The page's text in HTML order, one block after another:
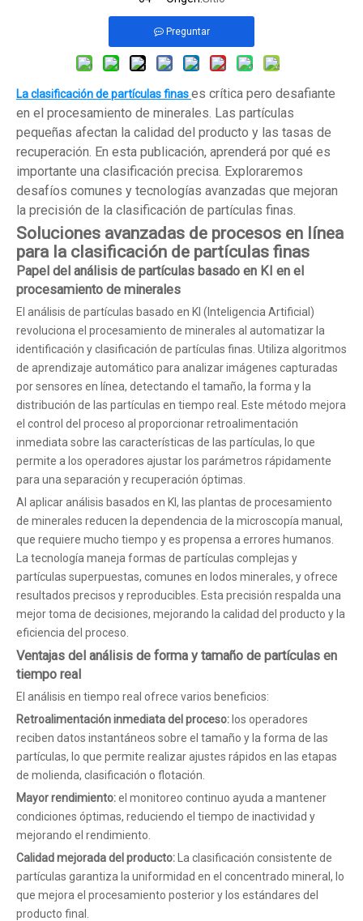
Preguntar
La clasificación de partículas finases crítica pero desafiante
en el procesamiento de minerales. Las partículas
pequeñas afectan la calidad del producto y las tasas de
recuperación. En esta publicación, aprenderá por qué es
importante una clasificación precisa. Exploraremos
desafíos comunes y tecnologías avanzadas que mejoran
la precisión de la clasificación de partículas finas.
Soluciones avanzadas de procesos en línea
para la clasificación de partículas finas
Papel del análisis de partículas basado en KI en el
procesamiento de minerales
El análisis de partículas basado en KI (Inteligencia Artificial)
revoluciona el procesamiento de minerales al automatizar la
identificación y clasificación de partículas finas. Utiliza algoritmos
de aprendizaje automático para analizar imágenes capturadas
por sensores en línea, detectando el tamaño, la forma y la
distribución de las partículas en tiempo real. Este método mejora
el control del proceso al proporcionar retroalimentación
inmediata sobre las características de las partículas, lo que
permite a los operadores ajustar los parámetros rápidamente
para una separación y recuperación óptimas.
Al aplicar análisis basados ​​en KI, las plantas de procesamiento
de minerales reducen la dependencia de la microscopía manual,
que requiere mucho tiempo y es propensa a errores humanos.
La tecnología maneja formas de partículas complejas y
partículas superpuestas, comunes en lodos minerales, y ofrece
resultados precisos y reproducibles. Esta precisión respalda una
mejor toma de decisiones, mejorando la calidad del producto y la
eficiencia del proceso.
Ventajas del análisis de forma y tamaño de partículas en
tiempo real
El análisis en tiempo real ofrece varios beneficios:
Retroalimentación inmediata del proceso: los operadores
reciben datos instantáneos sobre el tamaño y la forma de las
partículas, lo que permite realizar ajustes rápidos en las etapas
de molienda, clasificación o flotación.
Mayor rendimiento:el monitoreo continuo ayuda a mantener
condiciones óptimas, reduciendo el tiempo de inactividad y
mejorando el rendimiento.
Calidad mejorada del producto:
La clasificación consistente de
partículas garantiza la uniformidad en el concentrado mineral, lo
que mejora el procesamiento posterior y los estándares del
producto final.